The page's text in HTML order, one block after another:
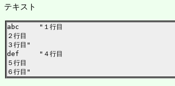
テキスト
abc	"１行目
２行目
３行目"
def	"４行目
５行目